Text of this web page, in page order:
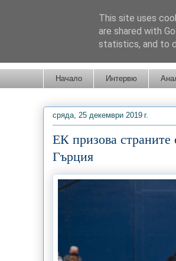
Начало Интервю
сряда, 25 декември 2019 г.
ЕК призова
Гърция
This site uses
are shared with
statistics, and to